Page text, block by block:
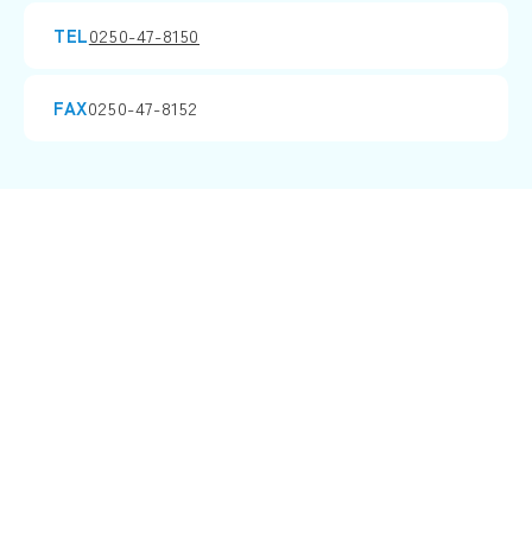
TEL0250-47-8150
FAX0250-47-8152